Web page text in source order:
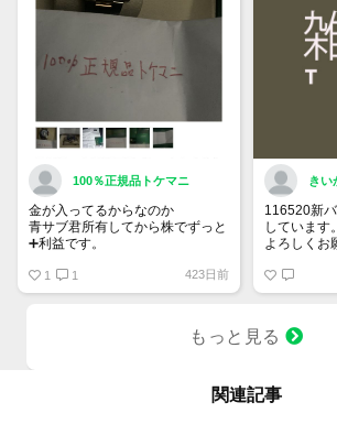
100％正規品トケマニ
金が入ってるからなのか
青サブ君所有してから株でずっと
➕利益です。
銘柄番号7932 ニッピ
10000株→6330万円
株価が下がっても、上がっても
1 1 423日前
きい
116520新
しています。
よろしくお
もっと見る
関連記事